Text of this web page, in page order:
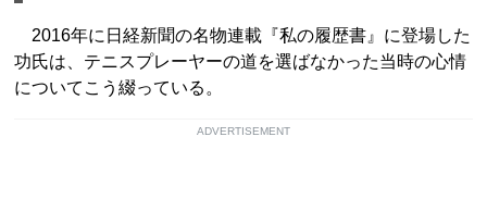
2016年に日経新聞の名物連載『私の履歴書』に登場した
功氏は、テニスプレーヤーの道を選ばなかった当時の心情
についてこう綴っている。
ADVERTISEMENT